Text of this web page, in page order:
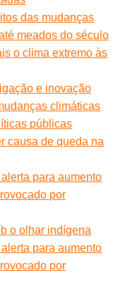
das mudanças
meados do século
o clima extremo às
e inovação
climáticas
públicas
causa de queda na
para aumento
por
o olhar indígena
para aumento
por